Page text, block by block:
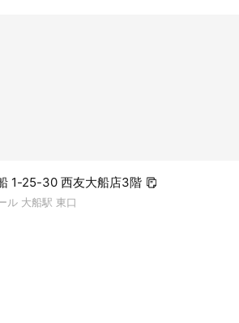
1-25-30 西友大船店3階
ル 大船駅 東口